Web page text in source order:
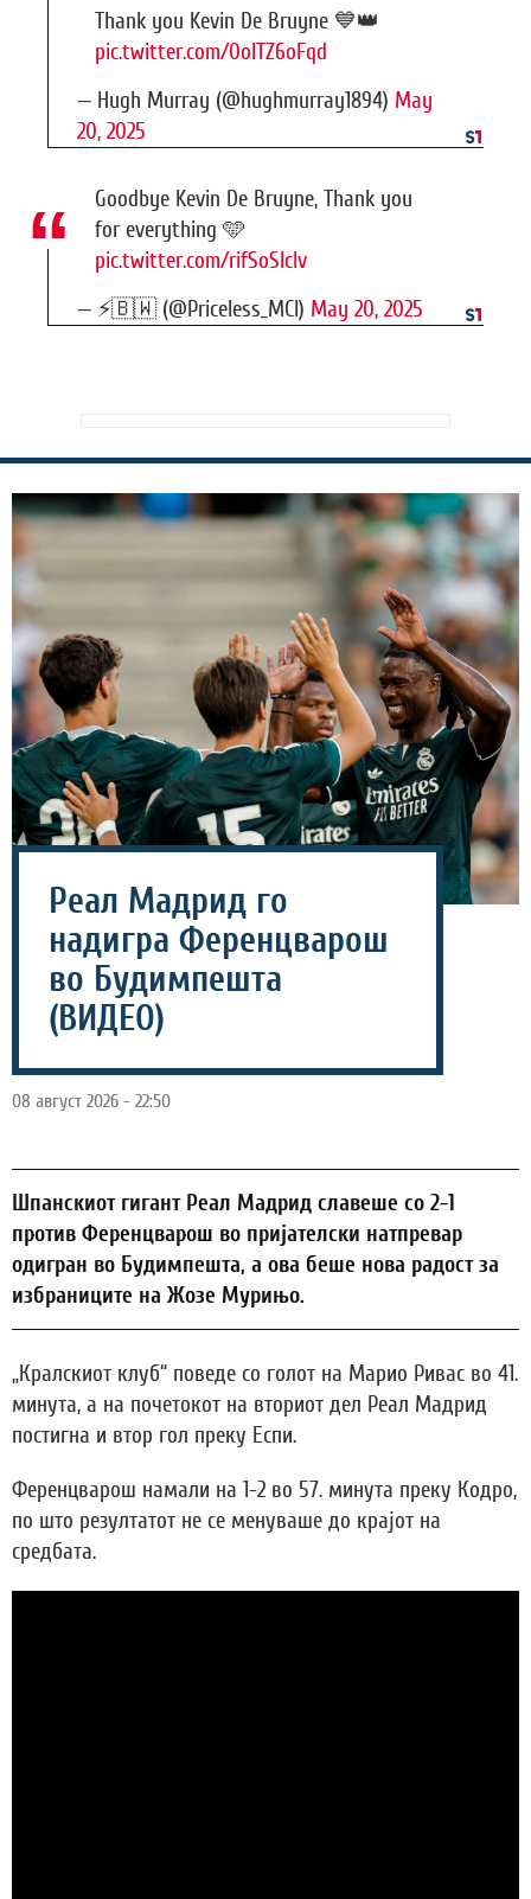
Thank you Kevin De Bruyne 💙👑
pic.twitter.com/0olTZ6oFqd
— Hugh Murray (@hughmurray1894) May
20, 2025
Goodbye Kevin De Bruyne, Thank you
for everything 🩵
pic.twitter.com/rifSoSIclv
— ⚡️🇧🇼 (@Priceless_MCI) May 20, 2025
Реал Мадрид го
надигра Ференцварош
во Будимпешта
(ВИДЕО)
08 август 2026 - 22:50
Шпанскиот гигант Реал Мадрид славеше со 2-1
против Ференцварош во пријателски натпревар
одигран во Будимпешта, а ова беше нова радост за
избраниците на Жозе Мурињо.
„Кралскиот клуб“ поведе со голот на Марио Ривас во 41.
минута, а на почетокот на вториот дел Реал Мадрид
постигна и втор гол преку Еспи.
Ференцварош намали на 1-2 во 57. минута преку Кодро,
по што резултатот не се менуваше до крајот на
средбата.